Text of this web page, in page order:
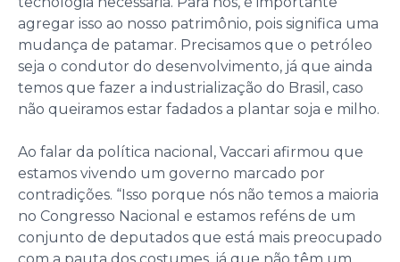
agregar isso ao nosso patrimônio, pois significa uma
mudança de patamar. Precisamos que o petróleo
seja o condutor do desenvolvimento, já que ainda
temos que fazer a industrialização do Brasil, caso
não queiramos estar fadados a plantar soja e milho.
Ao falar da política nacional, Vaccari afirmou que
estamos vivendo um governo marcado por
contradições. “Isso porque nós não temos a maioria
no Congresso Nacional e estamos reféns de um
conjunto de deputados que está mais preocupado